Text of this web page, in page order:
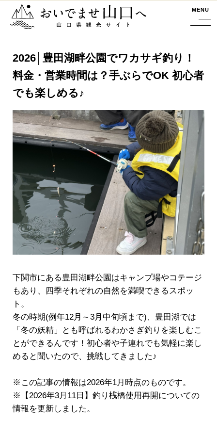
おいでませ山口へー山口県観光サイト MENU
2026│豊田湖畔公園でワカサギ釣り！
料金・営業時間は？手ぶらでOK 初心者
でも楽しめる♪
下関市にある豊田湖畔公園はキャンプ場やコテージ
もあり、四季それぞれの自然を満喫できるスポッ
ト。
冬の時期(例年12月～3月中旬頃まで)、豊田湖では
「冬の妖精」とも呼ばれるわかさぎ釣りを楽しむこ
とができるんです！初心者や子連れでも気軽に楽し
めると聞いたので、挑戦してきました♪
※この記事の情報は2026年1月時点のものです。
※【2026年3月11日】釣り桟橋使用再開についての
情報を更新しました。